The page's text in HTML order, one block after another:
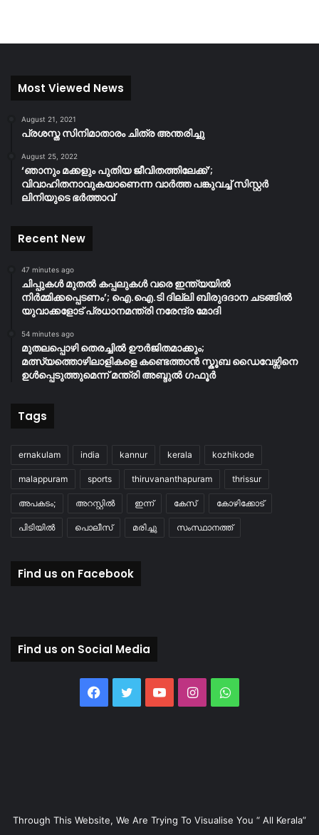
Most Viewed News
August 21, 2021
പ്രശസ്ത സിനിമാതാരം ചിത്ര അന്തരിച്ചു
August 25, 2022
‘ഞാനും മക്കളും പുതിയ ജീവിതത്തിലേക്ക്’;
വിവാഹിതനാവുകയാണെന്ന വാർത്ത പങ്കുവച്ച് സിസ്റ്റർ
ലിനിയുടെ ഭർത്താവ്
Recent New
47 minutes ago
ചിപ്പുകൾ മുതൽ കപ്പലുകൾ വരെ ഇന്ത്യയിൽ
നിർമ്മിക്കപ്പെടണം’; ഐ.ഐ.ടി ദില്ലി ബിരുദദാന ചടങ്ങിൽ
യുവാക്കളോട് പ്രധാനമന്ത്രി നരേന്ദ്ര മോദി
54 minutes ago
മുതലപ്പൊഴി തെരച്ചിൽ ഊർജിതമാക്കും;
മത്സ്യത്തൊഴിലാളികളെ കണ്ടെത്താൻ സ്കൂബ ഡൈവേഴ്സിനെ
ഉൾപ്പെടുത്തുമെന്ന് മന്ത്രി അബ്ദുൽ ഗഫൂർ
Tags
ernakulam india kannur kerala kozhikode
malappuram sports thiruvananthapuram thrissur
അപകടം; അറസ്റ്റിൽ ഇന്ന് കേസ് കോഴിക്കോട്
പിടിയിൽ പൊലീസ് മരിച്ചു സംസ്ഥാനത്ത്
Find us on Facebook
Find us on Social Media
Facebook
TwitterYouTubeInstagramWhatsApp
Through This Website, We Are Trying To Visualise You “ All Kerala”